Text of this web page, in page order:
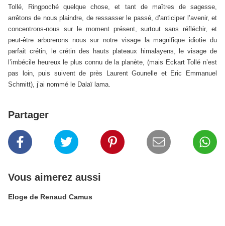
Tollé, Ringpoché quelque chose, et tant de maîtres de sagesse,
arrêtons de nous plaindre, de ressasser le passé, d’anticiper l’avenir, et
concentrons-nous sur le moment présent, surtout sans réfléchir, et
peut-être arborerons nous sur notre visage la magnifique idiotie du
parfait crétin, le crétin des hauts plateaux himalayens, le visage de
l’imbécile heureux le plus connu de la planète, (mais Eckart Tollé n’est
pas loin, puis suivent de près Laurent Gounelle et Eric Emmanuel
Schmitt), j’ai nommé le Dalaï lama.
Partager
Vous aimerez aussi
Eloge de Renaud Camus